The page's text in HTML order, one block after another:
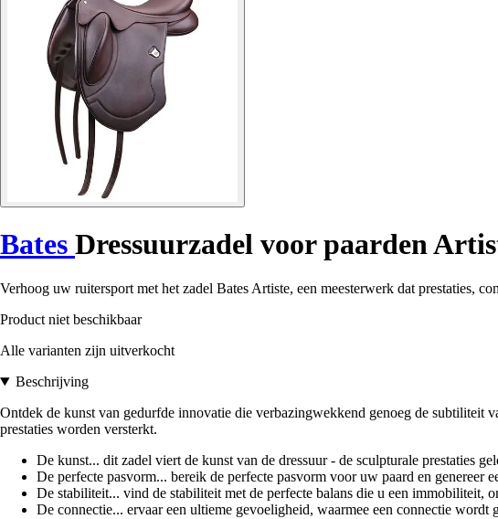
Bates Dressuurzadel voor paarden
Verhoog uw ruitersport met het zadel Bates Artiste, een meesterwerk dat prestaties,
Product niet beschikbaar
Alle varianten zijn uitverkocht
Beschrijving
Ontdek de kunst van gedurfde innovatie die verbazingwekkend genoeg de subtiliteit
prestaties worden versterkt.
De kunst... dit zadel viert de kunst van de dressuur - de sculpturale prestaties
De perfecte pasvorm... bereik de perfecte pasvorm voor uw paard en genereer
De stabiliteit... vind de stabiliteit met de perfecte balans die u een immobiliteit,
De connectie... ervaar een ultieme gevoeligheid, waarmee een connectie